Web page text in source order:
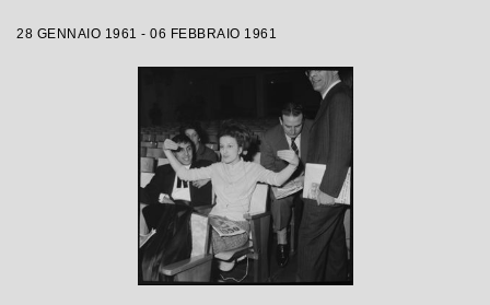
28 GENNAIO 1961 - 06 FEBBRAIO 1961